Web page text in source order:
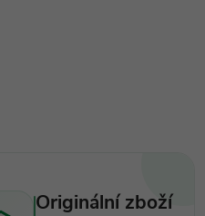
Originální zboží